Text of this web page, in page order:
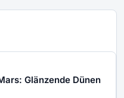
Glänzende Dünen